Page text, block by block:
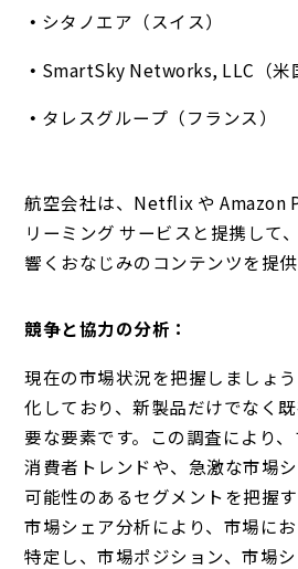
シタノエア（スイス）
SmartSky Networks, LLC（米
タレスグループ（フランス）
航空会社は、Netflix や Amazon
リーミング サービスと提携して
響くおなじみのコンテンツを提供
競争と協力の分析：
現在の市場状況を把握しましょ
化しており、新製品だけでなく
要な要素です。この調査により
消費者トレンドや、急激な市場
可能性のあるセグメントを把握す
市場シェア分析により、市場に
特定し、市場ポジション、市場